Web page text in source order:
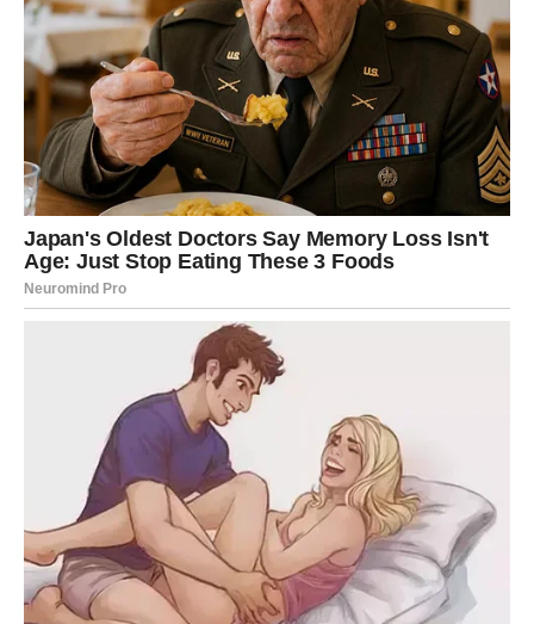
I zato se sada javlja želja za povratkom.
ŠTA TREBA DA RADITE?
Zvijezde vam savjetuju da ne donosite odluke iz
sažaljenja, nostalgije ili usamljenosti.
Vage imaju veliko srce i često žele svima pružiti novu
šansu.